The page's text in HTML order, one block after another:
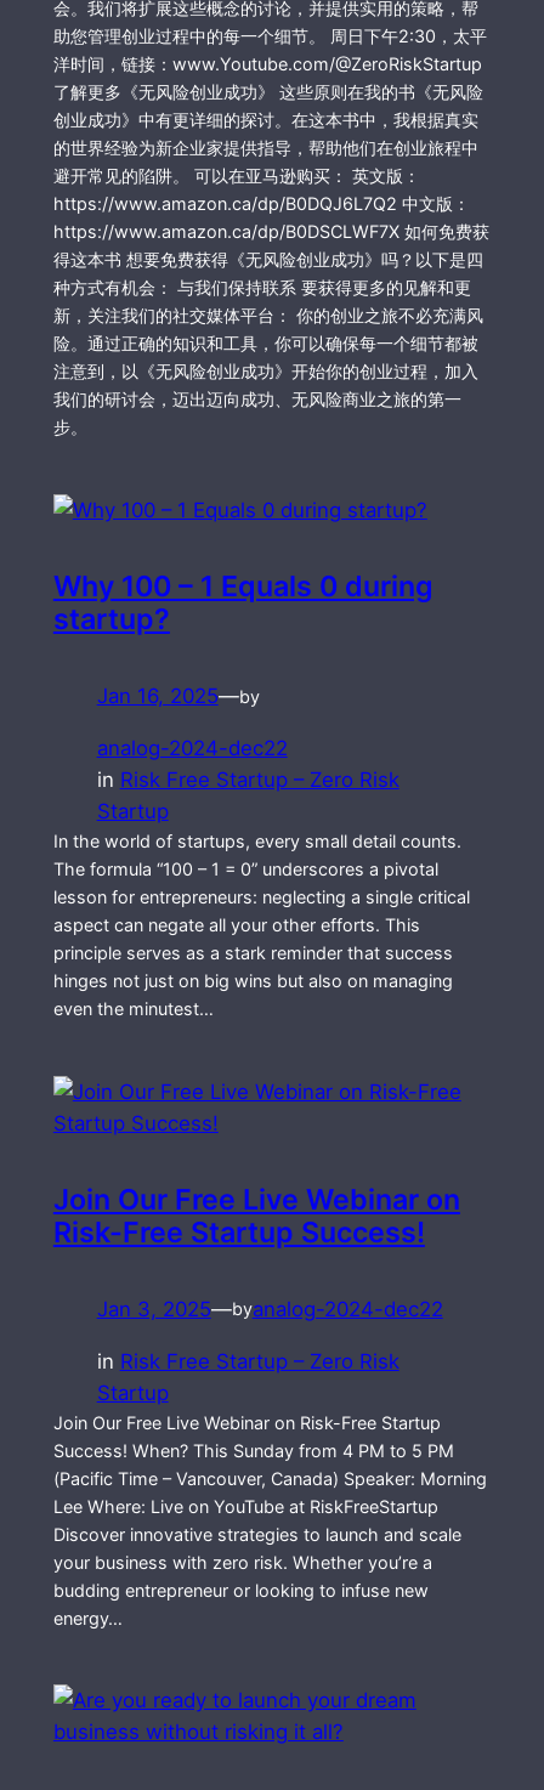
会。我们将扩展这些概念的讨论，并提供实用的策略，帮
助您管理创业过程中的每一个细节。 周日下午2:30，太平
洋时间，链接：www.Youtube.com/@ZeroRiskStartup
了解更多《无风险创业成功》 这些原则在我的书《无风险
创业成功》中有更详细的探讨。在这本书中，我根据真实
的世界经验为新企业家提供指导，帮助他们在创业旅程中
避开常见的陷阱。 可以在亚马逊购买： 英文版：
https://www.amazon.ca/dp/B0DQJ6L7Q2 中文版：
https://www.amazon.ca/dp/B0DSCLWF7X 如何免费获
得这本书 想要免费获得《无风险创业成功》吗？以下是四
种方式有机会： 与我们保持联系 要获得更多的见解和更
新，关注我们的社交媒体平台： 你的创业之旅不必充满风
险。通过正确的知识和工具，你可以确保每一个细节都被
注意到，以《无风险创业成功》开始你的创业过程，加入
我们的研讨会，迈出迈向成功、无风险商业之旅的第一
步。
Why 100 – 1 Equals 0 during
startup?
Jan 16, 2025—by
analog-2024-dec22
in Risk Free Startup – Zero Risk
Startup
In the world of startups, every small detail counts.
The formula “100 – 1 = 0” underscores a pivotal
lesson for entrepreneurs: neglecting a single critical
aspect can negate all your other efforts. This
principle serves as a stark reminder that success
hinges not just on big wins but also on managing
even the minutest…
Join Our Free Live Webinar on
Risk-Free Startup Success!
Jan 3, 2025—byanalog-2024-dec22
in Risk Free Startup – Zero Risk
Startup
Join Our Free Live Webinar on Risk-Free Startup
Success! When? This Sunday from 4 PM to 5 PM
(Pacific Time – Vancouver, Canada) Speaker: Morning
Lee Where: Live on YouTube at RiskFreeStartup
Discover innovative strategies to launch and scale
your business with zero risk. Whether you’re a
budding entrepreneur or looking to infuse new
energy…